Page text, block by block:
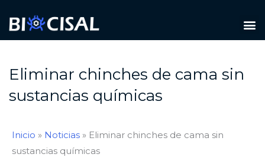
Eliminar chinches de cama sin
sustancias químicas
Inicio » Noticias » Eliminar chinches de cama sin
sustancias químicas